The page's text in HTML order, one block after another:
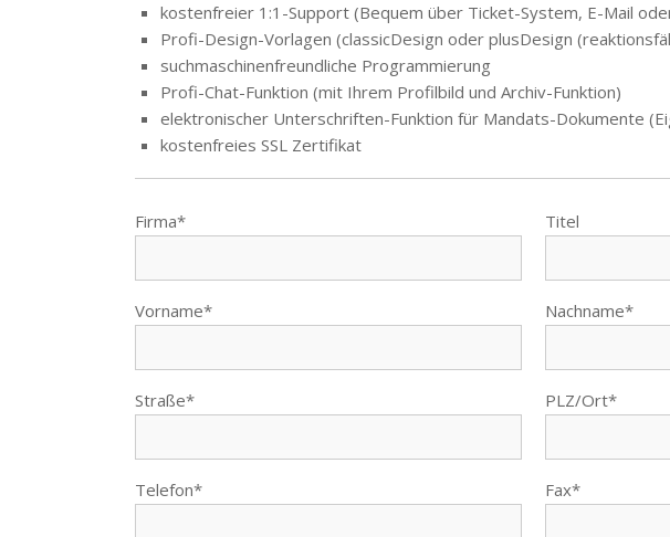
kostenfreier 1:1-Support (Bequem über Ticket-System, E-Mail
Profi-Design-Vorlagen (classicDesign oder plusDesign
suchmaschinenfreundliche Programmierung
Profi-Chat-Funktion (mit Ihrem Profilbild und Archiv-Funktion)
elektronischer Unterschriften-Funktion für Mandats-Dokumente
kostenfreies SSL Zertifikat
Firma*
Vorname*
Straße*
Telefon*
Titel
Nachname*
PLZ/Ort*
Fax*